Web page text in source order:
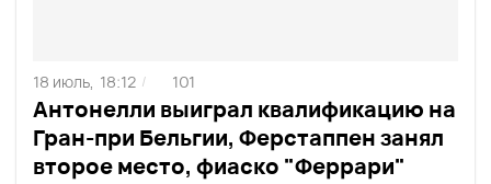
Антонелли выиграл квалификацию на
Гран-при Бельгии, Ферстаппен занял
второе место, фиаско "Феррари"
18 июль, 18:12 / 101